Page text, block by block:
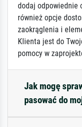
dodaj odpowiednie
również opcje
zaokrąglenia i
Klienta jest do
pomocy w
Jak mogę
pasować do